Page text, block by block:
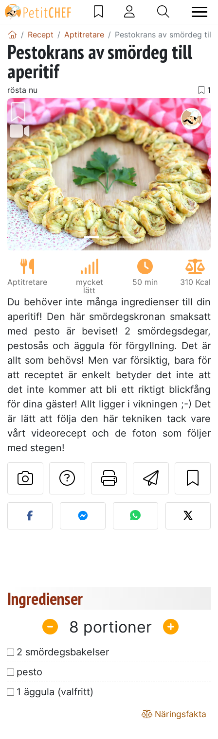
Recept Aptitretare Pestokrans av smördeg till
Pestokrans av smördeg till
aperitif
rösta nu
Föregående
Aptitretare
mycket
lätt
50 min 310 Kcal
Du behöver inte många ingredienser till din
aperitif! Den här smördegskronan smaksatt
med pesto är beviset! 2 smördegsdegar,
pestosås och äggula för förgyllning. Det är
allt som behövs! Men var försiktig, bara för
att receptet är enkelt betyder det inte att
det inte kommer att bli ett riktigt blickfång
för dina gäster! Allt ligger i vikningen ;-) Det
är lätt att följa den här tekniken tack vare
vårt videorecept och de foton som följer
med stegen!
Skriv ut
Ställa en fråga till
Lägg upp ditt foto av
Ingredienser
8
2 smördegsbakelser
pesto
1 äggula (valfritt)
Näringsfakta